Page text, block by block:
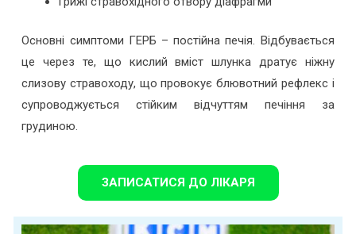
Основні симптоми ГЕРБ – постійна печія. Відбувається
це через те, що кислий вміст шлунка дратує ніжну
слизову стравоходу, що провокує блювотний рефлекс і
супроводжується стійким відчуттям печіння за
грудиною.
ЗАПИСАТИСЯ ДО ЛІКАРЯ